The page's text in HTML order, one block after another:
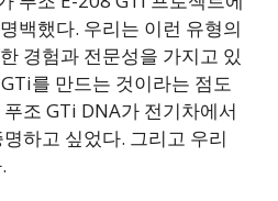
백했다. 우리는 이런 유형의
경험과 전문성을 가지고 있
를 만드는 것이라는 점도
조 GTi DNA가 전기차에서
하고 싶었다. 그리고 우리